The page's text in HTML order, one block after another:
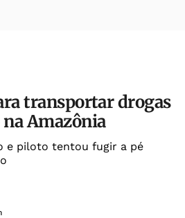
transportar drogas
Amazônia
e piloto tentou fugir a pé